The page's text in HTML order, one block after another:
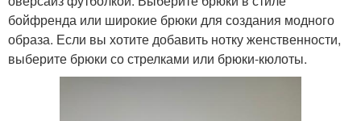
бойфренда или широкие брюки для создания модного
образа. Если вы хотите добавить нотку женственности,
выберите брюки со стрелками или брюки-кюлоты.